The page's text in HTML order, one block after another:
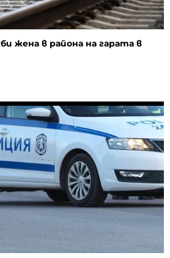
жена в района на гарата в